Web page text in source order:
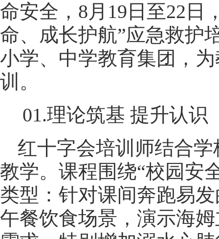
命安全，8月19日至22日
命、成长护航”应急救护
小学、中学教育集团，
训。
01.理论筑基 提升认识
红十字会培训师结合
教学。课程围绕“校园安
类型：针对课间奔跑易
午餐饮食场景，演示海